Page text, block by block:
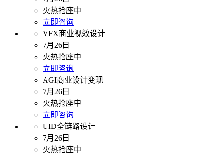
火热抢座中
立即咨询
VFX商业视效设计
7月26日
火热抢座中
立即咨询
AGI商业设计变现
7月26日
火热抢座中
立即咨询
UID全链路设计
7月26日
火热抢座中